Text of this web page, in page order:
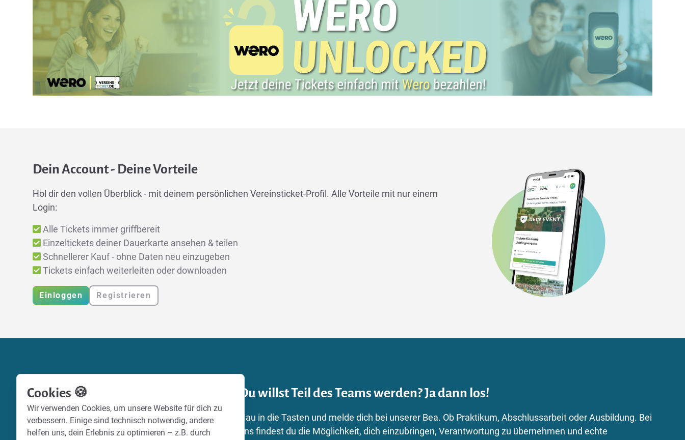
Dein Account - Deine Vorteile
Hol dir den vollen Überblick - mit deinem persönlichen Vereinsticket-Profil. Alle Vorteile mit nur einem
Login:
Alle Tickets immer griffbereit
Einzeltickets deiner Dauerkarte ansehen & teilen
Schnellerer Kauf - ohne Daten neu einzugeben
Tickets einfach weiterleiten oder downloaden
Einloggen Registrieren
Du willst Teil des Teams werden? Ja dann los!
Hau in die Tasten und melde dich bei unserer Bea. Ob Praktikum, Abschlussarbeit oder Ausbildung. Bei
uns findest du die Möglichkeit, dich einzubringen, Verantwortung zu übernehmen und echte
Cookies 🍪
Wir verwenden Cookies, um unsere Website für dich zu
verbessern. Einige sind technisch notwendig, andere
helfen uns, dein Erlebnis zu optimieren – z.B. durch